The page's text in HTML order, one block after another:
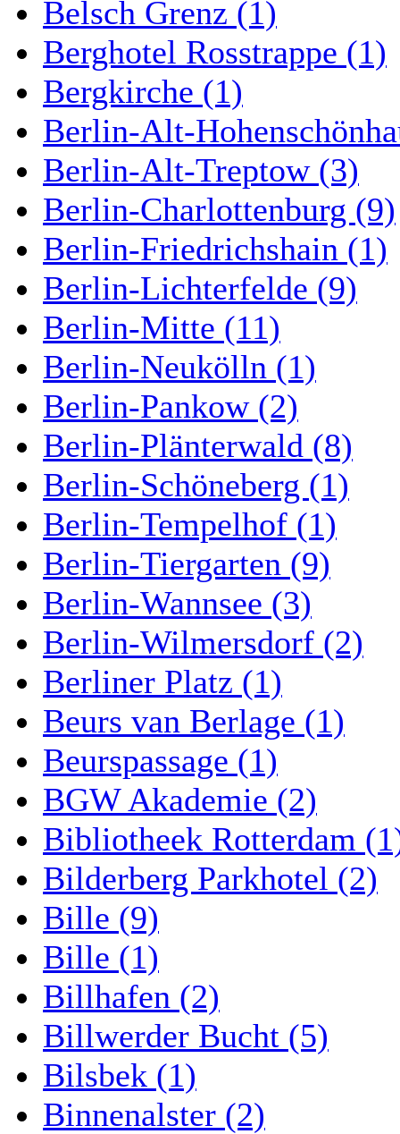
Belsch Grenz (1)
Berghotel Rosstrappe (1)
Bergkirche (1)
Berlin-Alt-
Berlin-Alt-Treptow (3)
Berlin-Charlottenburg (9)
Berlin-Friedrichshain (1)
Berlin-Lichterfelde (9)
Berlin-Mitte (11)
Berlin-Neukölln (1)
Berlin-Pankow (2)
Berlin-Plänterwald (8)
Berlin-Schöneberg (1)
Berlin-Tempelhof (1)
Berlin-Tiergarten (9)
Berlin-Wannsee (3)
Berlin-Wilmersdorf (2)
Berliner Platz (1)
Beurs van Berlage (1)
Beurspassage (1)
BGW Akademie (2)
Bibliotheek Rotterdam
Bilderberg Parkhotel (2)
Bille (9)
Bille (1)
Billhafen (2)
Billwerder Bucht (5)
Bilsbek (1)
Binnenalster (2)